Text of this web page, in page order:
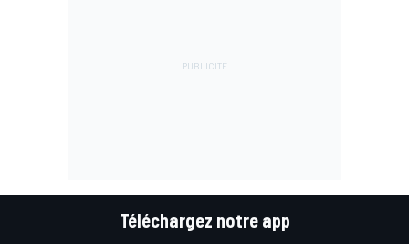
Téléchargez notre app